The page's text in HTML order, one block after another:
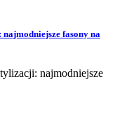
fasony na